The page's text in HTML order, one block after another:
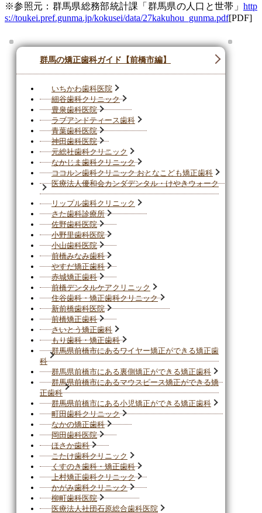
※参照元：群馬県総務部統計課「群馬県の人口と世帯」 http
s://toukei.pref.gunma.jp/kokusei/data/27kakuhou_gunma.pdf[PDF]
群馬の矯正歯科ガイド【前橋市編】
いちかわ歯科医院
細谷歯科クリニック
豊泉歯科医院
ラブアンドティース歯科
青葉歯科医院
神田歯科医院
元総社歯科クリニック
なかじま歯科クリニック
ココルン歯科クリニック おとなこども矯正歯科
医療法人優和会カンダデンタル・けやきウォーク
リップル歯科クリニック
さた歯科診療所
佐野歯科医院
小野里歯科医院
小山歯科医院
前橋みなみ歯科
やすだ矯正歯科
赤城矯正歯科
前橋デンタルケアクリニック
住谷歯科・矯正歯科クリニック
新前橋歯科医院
前橋矯正歯科
さいとう矯正歯科
もり歯科・矯正歯科
群馬県前橋市にあるワイヤー矯正ができる矯正歯
科
群馬県前橋市にある裏側矯正ができる矯正歯科
群馬県前橋市にあるマウスピース矯正ができる矯
正歯科
群馬県前橋市にある小児矯正ができる矯正歯科
町田歯科クリニック
なかの矯正歯科
岡田歯科医院
ほさか歯科
こたけ歯科クリニック
くすのき歯科・矯正歯科
上村矯正歯科クリニック
かがみ歯科クリニック
柳町歯科医院
医療法人社団石原総合歯科医院